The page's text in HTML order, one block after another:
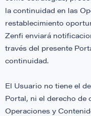
la continuidad en las
restablecimiento
Zenfi enviará
través del presente
continuidad.
El Usuario no tiene el
Portal, ni el derecho
Operaciones y